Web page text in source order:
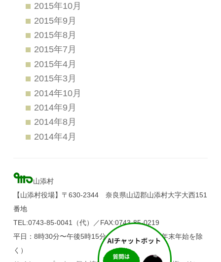
2015年10月
2015年9月
2015年8月
2015年7月
2015年4月
2015年3月
2014年10月
2014年9月
2014年8月
2014年4月
山添村
【山添村役場】〒630-2344 奈良県山辺郡山添村大字大西151
番地
TEL:0743-85-0041（代）／FAX:0743-85-0219
平日：8時30分〜午後5時15分（土・日・祝日、年末年始を除
く）